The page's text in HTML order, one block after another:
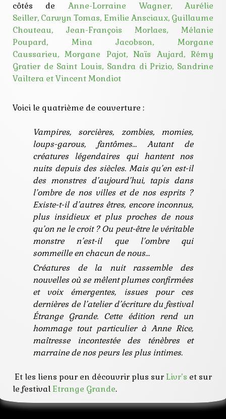
côtés de Anne-Lorraine Wagner, Aurélie
Seiller, Carwyn Tomas, Emilie Ansciaux, Guillaume
Chouteau, Jean-François Morlaes,Mélanie
Poupard, Mina Jacobson,Morgane
Caussarieu,Morgane Pajot,Naïs Aujard,Rémy
Gratier de Saint Louis, Sandra di Prizio, Sandrine
Vailtera etVincent Mondiot
Voici le quatrième de couverture :
Vampires, sorcières, zombies, momies,
loups-garous, fantômes… Autant de
créatures légendaires qui hantent nos
nuits depuis des siècles. Mais qu’en est-il
des monstres d’aujourd’hui, tapis dans
l’ombre de nos villes et de nos esprits ?
Existe-t-il d’autres êtres, encore inconnus,
plus insidieux et plus proches de nous
qu’on ne le croit ? Ou peut-être le véritable
monstre n’est-il que l’ombre qui
sommeille en chacun de nous…
Créatures de la nuit rassemble des
nouvelles où se mêlent plumes confirmées
et voix émergentes, issues pour ces
dernières de l’atelier d’écriture du festival
Étrange Grande. Cette édition rend un
hommage tout particulier à Anne Rice,
maîtresse incontestée des ténèbres et
marraine de nos peurs les plus intimes.
Et les liens pour en découvrir plus surLivr’s et sur
le festival Etrange Grande.